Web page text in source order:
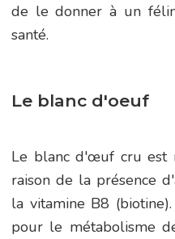
de le donner à un
santé.
Le blanc d'oeuf
Le blanc d'œuf cru est
raison de la présence
la vitamine B8
pour le métabolisme